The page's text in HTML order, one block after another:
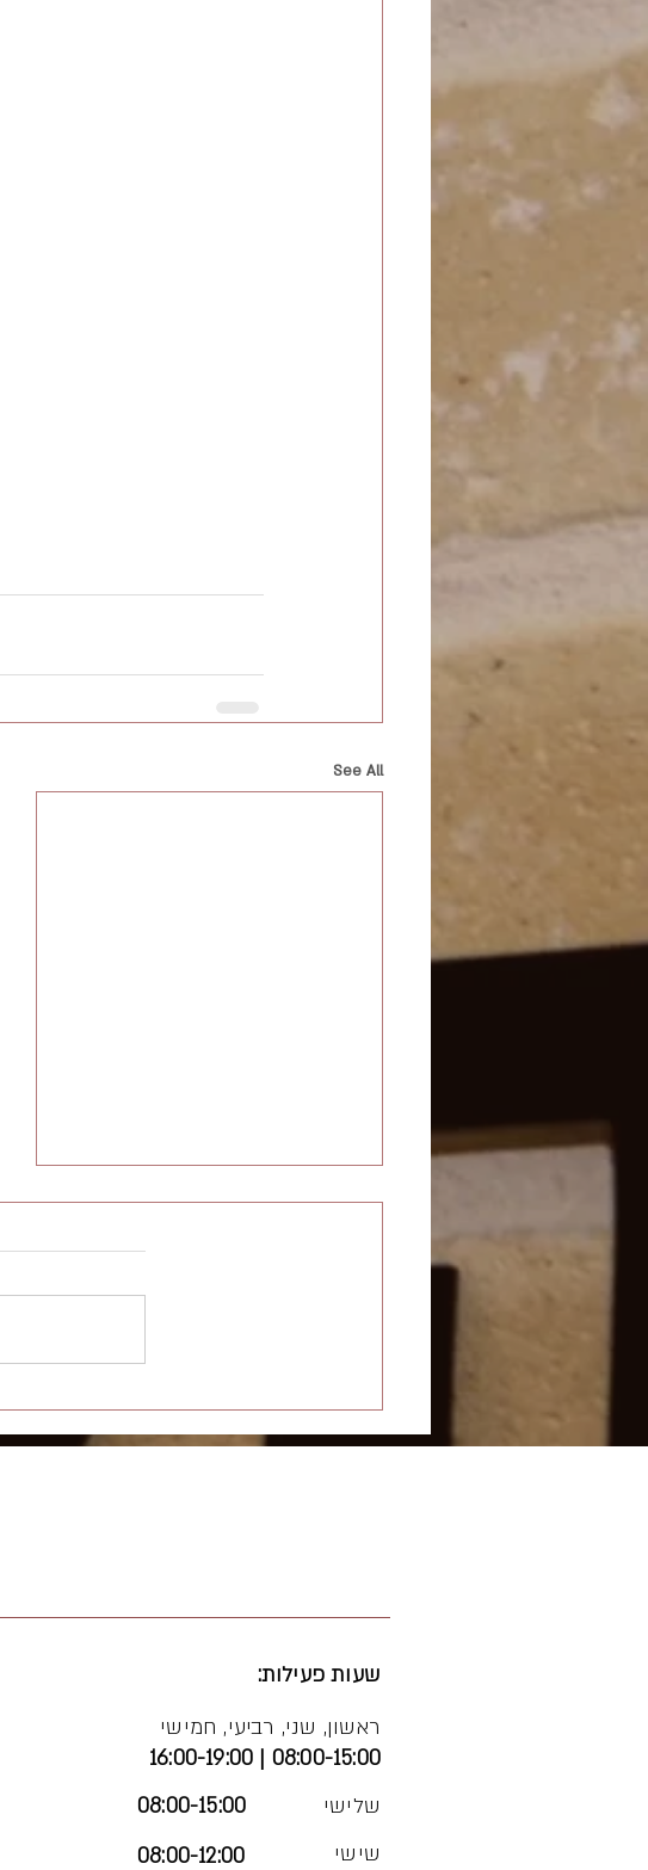
See All
ירושה
שעות פעילות:
08:00-15:00 | 16:00-19:00
ראשון, שני, רביעי, חמישי
08:00-15:00
שלישי
08:00-12:00
שישי